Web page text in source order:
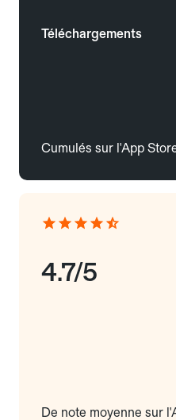
Téléchargements
Cumulés sur l'App
4.7/5
De note moyenne sur